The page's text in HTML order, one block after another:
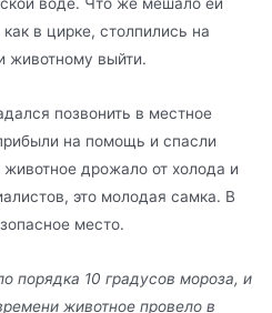
в цирке, столпились на
животному выйти.
позвонить в местное
на помощь и спасли
дрожало от холода и
это молодая самка. В
место.
порядка 10 градусов мороза, и
животное провело в